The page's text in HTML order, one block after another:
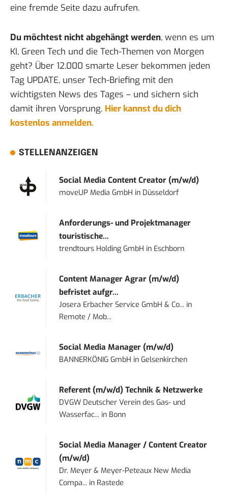
eine fremde Seite dazu aufrufen.
Du möchtest nicht abgehängt werden, wenn es um
KI, Green Tech und die Tech-Themen von Morgen
geht? Über 12.000 smarte Leser bekommen jeden
Tag UPDATE, unser Tech-Briefing mit den
wichtigsten News des Tages – und sichern sich
damit ihren Vorsprung. Hier kannst du dich
kostenlos anmelden.
STELLENANZEIGEN
Social Media Content Creator (m/w/d)
moveUP Media GmbH in Düsseldorf
Anforderungs- und Projektmanager
touristische...
trendtours Holding GmbH in Eschborn
Content Manager Agrar (m/w/d)
befristet aufgr...
Josera Erbacher Service GmbH & Co... in
Remote / Mob...
Social Media Manager (m/w/d)
BANNERKÖNIG GmbH inGelsenkirchen
Referent (m/w/d) Technik & Netzwerke
DVGW Deutscher Verein des Gas- und
Wasserfac... in Bonn
Social Media Manager / Content Creator
(m/w/d)
Dr. Meyer & Meyer-Peteaux New Media
Compa... in Rastede